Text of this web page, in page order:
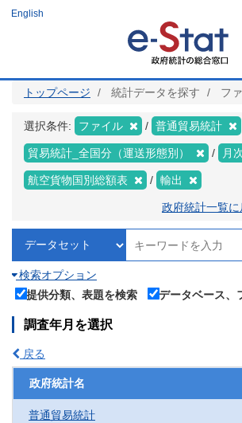
ツ
English
トップページ 統計データを探す フ
選択条件: ファイル 普通貿易統計
貿易統計_全国分（運送形態別） 月
航空貨物国別総額表 輸出
政府統計一覧に
検索オプション
提供分類、表題を検索
データベース、
調査年月を選択
戻る
政府統計名
普通貿易統計